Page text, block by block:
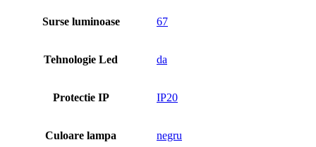
Surse luminoase 67
Tehnologie Led da
Protectie IP IP20
Culoare lampa negru